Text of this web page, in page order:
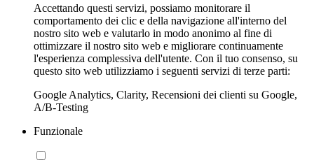
Accettando questi servizi, possiamo monitorare il
comportamento dei clic e della navigazione all'interno del
nostro sito web e valutarlo in modo anonimo al fine di
ottimizzare il nostro sito web e migliorare continuamente
l'esperienza complessiva dell'utente. Con il tuo consenso, su
questo sito web utilizziamo i seguenti servizi di terze parti:
Google Analytics, Clarity, Recensioni dei clienti su Google,
A/B-Testing
Funzionale